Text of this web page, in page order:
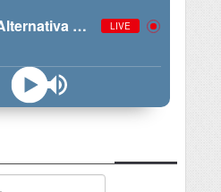
Alternativa Radio LIVE